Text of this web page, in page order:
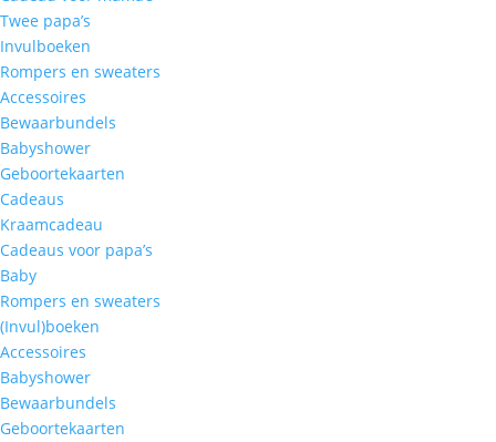
Twee papa’s
Invulboeken
Rompers en sweaters
Accessoires
Bewaarbundels
Babyshower
Geboortekaarten
Cadeaus
Kraamcadeau
Cadeaus voor papa’s
Baby
Rompers en sweaters
(Invul)boeken
Accessoires
Babyshower
Bewaarbundels
Geboortekaarten